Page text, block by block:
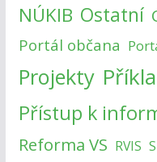
NÚKIB Ostatní
Portál občana
Projekty
Přístup k
Reforma VS RVIS